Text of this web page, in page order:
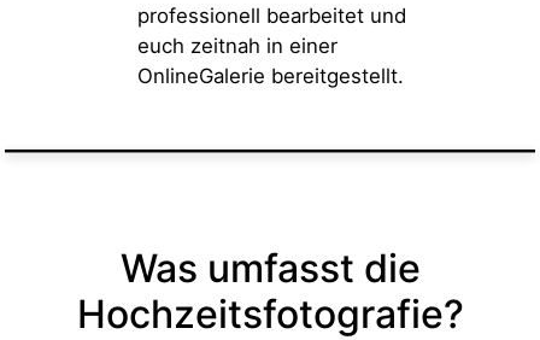
professionell bearbeitet und
euch zeitnah in einer
OnlineGalerie bereitgestellt.
Was umfasst die
Hochzeitsfotografie?